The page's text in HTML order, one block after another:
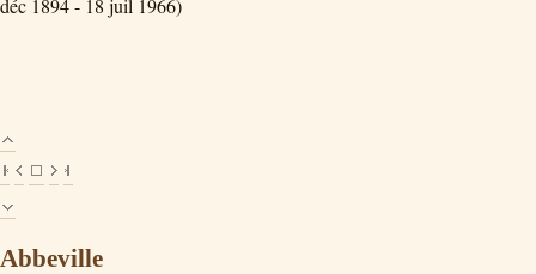
déc 1894 - 18 juil 1966)
Abbeville